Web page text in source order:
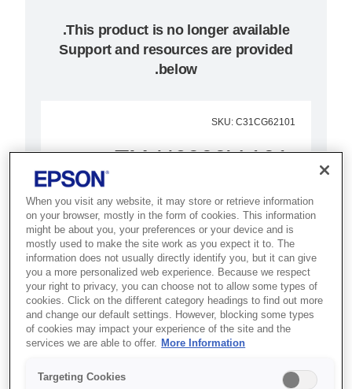
Support and resources are provided
below.
SKU: C31CG62101
TM-H6000V-101:
Serial, White, PSU,
EU
מדפסת משולבת לנקודות מכירה,
הכוללת מגוון תכונות בעלות כוללת
(TCO) נמוכה, ומאפשרת הדפסת
קבלות, הדפסת חשבוניות ועיבוד
המחאות – הכול ביחידה אחת
When you visit any website, it may store or retrieve information
on your browser, mostly in the form of cookies. This information
might be about you, your preferences or your device and is
mostly used to make the site work as you expect it to. The
information does not usually directly identify you, but it can give
you a more personalized web experience. Because we respect
your right to privacy, you can choose not to allow some types of
cookies. Click on the different category headings to find out more
and change our default settings. However, blocking some types
of cookies may impact your experience of the site and the
services we are able to offer. More Information
Targeting Cookies